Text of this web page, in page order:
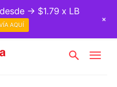
→ $1.79 x LB
AQUÍ
+